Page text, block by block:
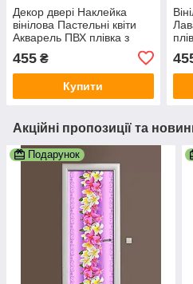
Декор двері Наклейка
вінілова Пастельні квіти
Акварель ПВХ плівка з
ламінуванням 600х1800
мм абстракція Сірий
455 ₴
Купити
Акційні пропозиції та
Подарунок